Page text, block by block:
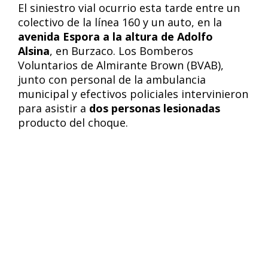
El siniestro vial ocurrio esta tarde entre un
colectivo de la línea 160 y un auto, en la
avenida Espora a la altura de Adolfo
Alsina, en Burzaco. Los Bomberos
Voluntarios de Almirante Brown (BVAB),
junto con personal de la ambulancia
municipal y efectivos policiales intervinieron
para asistir a dos personas lesionadas
producto del choque.